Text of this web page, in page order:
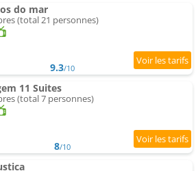
do mar
(total 21 personnes)
9.3/10
11 Suites
(total 7 personnes)
8/10